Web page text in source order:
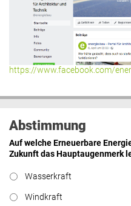
https://www.facebook.com/
Abstimmung
Auf welche Erneuerbare
Zukunft das Hauptaugenmerk
Wasserkraft
Windkraft